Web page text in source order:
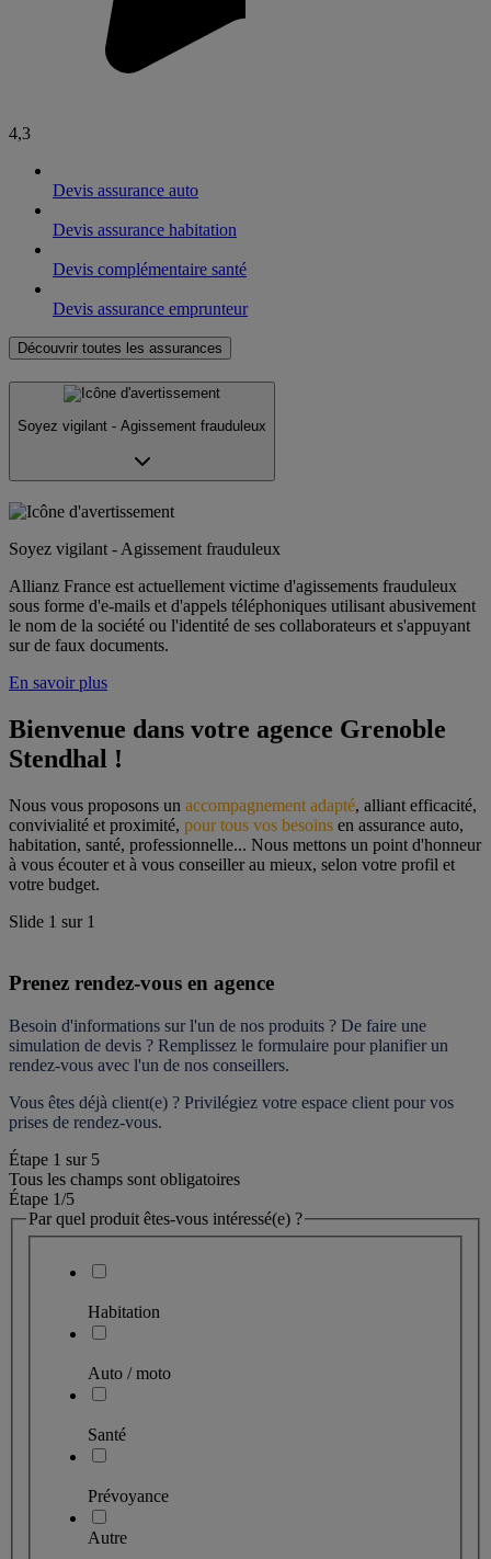
4,3
Devis assurance auto
Devis assurance habitation
Devis complémentaire santé
Devis assurance emprunteur
Découvrir toutes les assurances
Soyez vigilant - Agissement frauduleux
Soyez vigilant - Agissement frauduleux
Allianz France est actuellement victime d'agissements frauduleux
sous forme d'e-mails et d'appels téléphoniques utilisant abusivement
le nom de la société ou l'identité de ses collaborateurs et s'appuyant
sur de faux documents.
En savoir plus
Bienvenue dans votre agence Grenoble
Stendhal !
Nous vous proposons un accompagnement adapté, alliant efficacité,
convivialité et proximité, pour tous vos besoins en assurance auto,
habitation, santé, professionnelle... Nous mettons un point d'honneur
à vous écouter et à vous conseiller au mieux, selon votre profil et
votre budget.
Slide 1 sur 1
Prenez rendez-vous en agence
Besoin d'informations sur l'un de nos produits ? De faire une
simulation de devis ? Remplissez le formulaire pour planifier un
rendez-vous avec l'un de nos conseillers.
Vous êtes déjà client(e) ? Privilégiez votre espace client pour vos
prises de rendez-vous.
Étape 1 sur 5
Tous les champs sont obligatoires
Étape 1/5
Par quel produit êtes-vous intéressé(e) ?
Habitation
Auto / moto
Santé
Prévoyance
Autre